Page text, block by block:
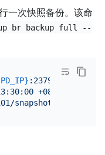
一次快照备份。该命
br backup full --
:2379"
+08:00'
snapshot-